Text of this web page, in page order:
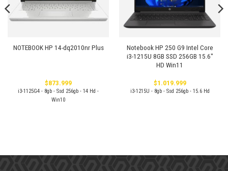
NOTEBOOK HP 14-dq2010nr Plus
$873.999
i3-1125G4 - 8gb - Ssd 256gb - 14 Hd -
Win10
Notebook HP 250 G9 Intel Core
i3-1215U 8GB SSD 256GB 15.6″
HD Win11
$1.019.999
i3-1215U - 8gb - Ssd 256gb - 15.6 Hd